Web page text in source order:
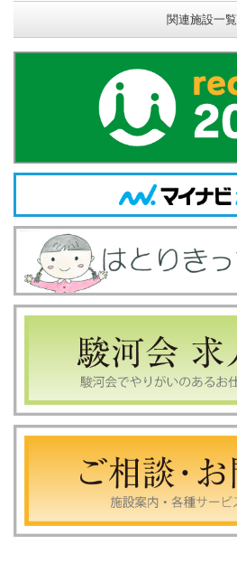
関連施設一覧